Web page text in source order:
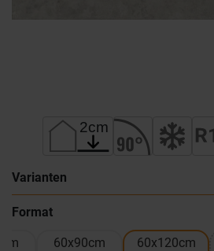
Varianten
Format
60x90cm 60x120cm